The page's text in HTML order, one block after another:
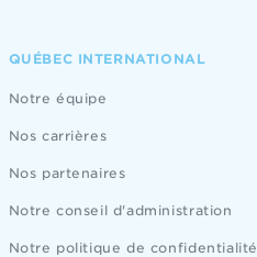
QUÉBEC INTERNATIONAL
Notre équipe
Nos carrières
Nos partenaires
Notre conseil d'administration
Notre politique de confidentialité